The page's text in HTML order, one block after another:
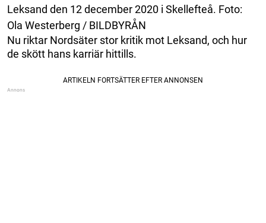
Leksand den 12 december 2020 i Skellefteå. Foto:
Ola Westerberg / BILDBYRÅN
Nu riktar Nordsäter stor kritik mot Leksand, och hur
de skött hans karriär hittills.